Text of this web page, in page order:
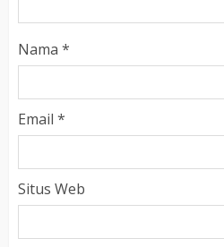
Nama *
Email *
Situs Web